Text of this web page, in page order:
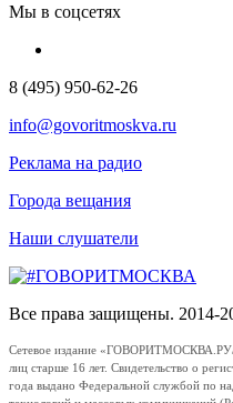
Мы в соцсетях
8 (495) 950-62-26
info@govoritmoskva.ru
Реклама на радио
Города вещания
Наши слушатели
Все права защищены. 2014-
Сетевое издание «ГОВОРИТМОСКВА.РУ/
лиц старше 16 лет. Свидетельство о
года выдано Федеральной службой по